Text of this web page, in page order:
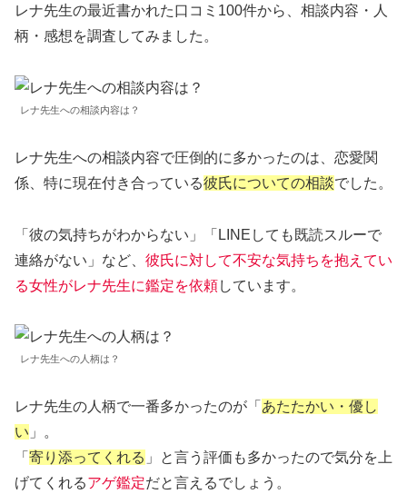
レナ先生の最近書かれた口コミ100件から、相談内容・人
柄・感想を調査してみました。
レナ先生への相談内容は？
レナ先生への相談内容で圧倒的に多かったのは、恋愛関
係、特に現在付き合っている彼氏についての相談でした。
「彼の気持ちがわからない」「LINEしても既読スルーで
連絡がない」など、 彼氏に対して不安な気持ちを抱えてい
る女性がレナ先生に鑑定を依頼しています。
レナ先生への人柄は？
レナ先生の人柄で一番多かったのが「 あたたかい・優し
い 」。
「 寄り添ってくれる 」と言う評価も多かったので気分を上
げてくれるアゲ鑑定だと言えるでしょう。